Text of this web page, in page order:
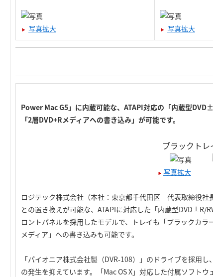
写真拡大 写真拡大
Power Mac G5」に内蔵可能な、ATAPI対応の「内蔵型
「2層DVD+Rメディアへの書き込み」が可能です。
ブラックトレイ
写真拡大
ロジテック株式会社（本社：東京都千代田区 代表取締役社長
との置き換えが可能な、ATAPIに対応した「内蔵型DVD±R/RW
ロントパネルを採用したモデルで、トレイも「ブラックカラー
メディア」への書き込みも可能です。
「パイオニア株式会社製（DVR-108）」のドライブを採用し
の発生を抑えています。「Mac OS X」対応した付属ソフトウェ